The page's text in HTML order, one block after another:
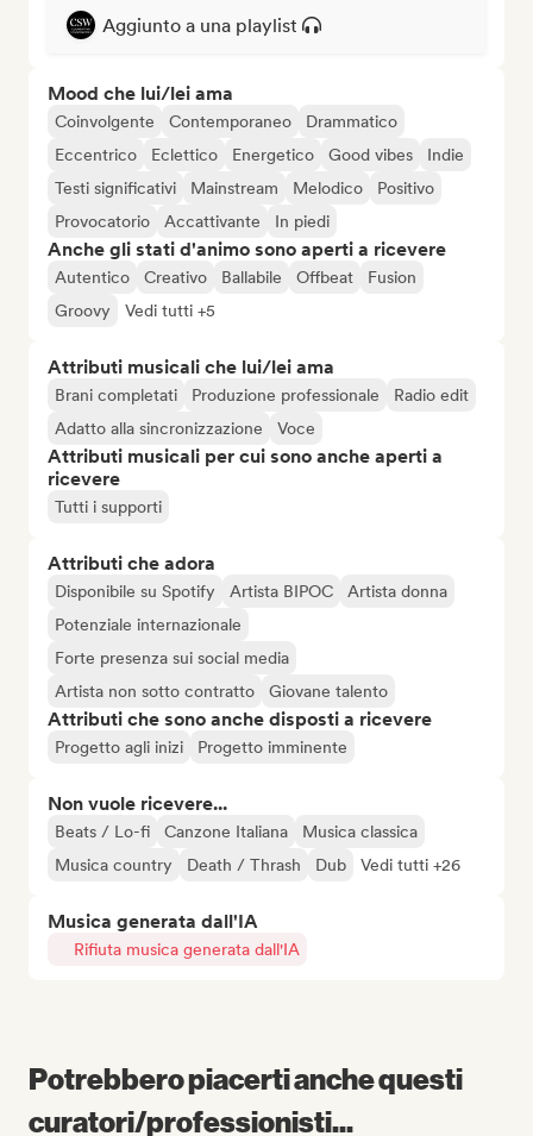
Aggiunto a una playlist
Mood che lui/lei ama
Coinvolgente Contemporaneo
Drammatico
Eccentrico
Eclettico Energetico Good vibes
Indie
Testi significativi
Mainstream Melodico
Positivo
Provocatorio
Accattivante In piedi
Anche gli stati d'animo sono aperti a ricevere
Autentico Creativo Ballabile Offbeat
Fusion
Groovy
Vedi tutti +5
Attributi musicali che lui/lei ama
Brani completati Produzione professionale
Radio edit
Adatto alla sincronizzazione
Voce
Attributi musicali per cui sono anche aperti a
ricevere
Tutti i supporti
Attributi che adora
Disponibile su Spotify Artista BIPOC
Artista donna
Potenziale internazionale
Forte presenza sui social media
Artista non sotto contratto
Giovane talento
Attributi che sono anche disposti a ricevere
Progetto agli inizi Progetto imminente
Non vuole ricevere...
Beats / Lo-fi Canzone Italiana
Musica classica
Musica country
Death / Thrash Dub Vedi tutti +26
Musica generata dall'IA
Rifiuta musica generata dall'IA
Potrebbero piacerti anche questi
curatori/professionisti...